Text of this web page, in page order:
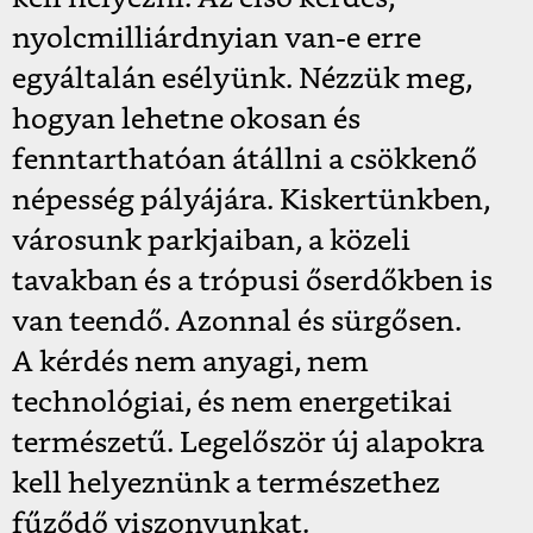
nyolcmilliárdnyian van-e erre
egyáltalán esélyünk. Nézzük meg,
hogyan lehetne okosan és
fenntarthatóan átállni a csökkenő
népesség pályájára. Kiskertünkben,
városunk parkjaiban, a közeli
tavakban és a trópusi őserdőkben is
van teendő. Azonnal és sürgősen.
A kérdés nem anyagi, nem
technológiai, és nem energetikai
természetű. Legelőször új alapokra
kell helyeznünk a természethez
fűződő viszonyunkat.